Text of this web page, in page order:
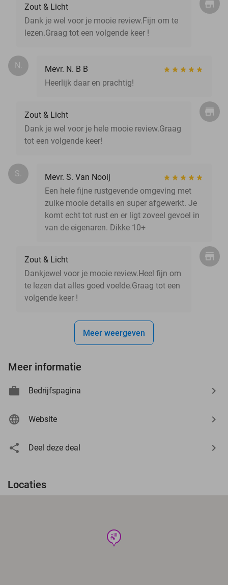
Zout & Licht
Dank je wel voor je mooie review.Fijn om te
lezen.Graag tot een volgende keer !
N.
Mevr. N. B B
Heerlijk daar en prachtig!
Zout & Licht
Dank je wel voor je hele mooie review.Graag
tot een volgende keer!
S.
Mevr. S. Van Nooij
Een hele fijne rustgevende omgeving met
zulke mooie details en super afgewerkt. Je
komt echt tot rust en er ligt zoveel gevoel in
van de eigenaren. Dikke 10+
Zout & Licht
Dankjewel voor je mooie review.Heel fijn om
te lezen dat alles goed voelde.Graag tot een
volgende keer !
Meer weergeven
Meer informatie
Bedrijfspagina
Website
Deel deze deal
Locaties
wellness